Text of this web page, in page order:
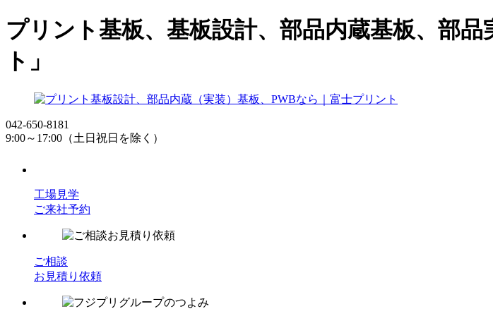
プリント基板、基板設計、部品内蔵基板、部
ト」
042-650-8181
9:00～17:00（土日祝日を除く）
工場見学
ご来社予約
ご相談
お見積り依頼